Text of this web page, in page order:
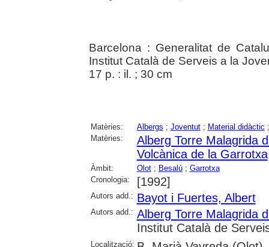
Barcelona : Generalitat de
Institut Català de Serveis a la
17 p. : il. ; 30 cm
Matèries: Albergs ; Joventut; Material didàctic
Matèries:
Alberg Torre Malagrida
Volcànica de la Garrotxa
Àmbit: Olot; Besalú; Garrotxa
Cronologia:
[1992]
Autors add.: Bayot i Fuertes, Albert
Autors add.: Alberg Torre Malagrida
Institut Català de
Localització: